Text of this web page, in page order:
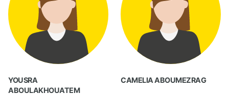
YOUSRA
ABOULAKHOUATEM
CAMELIA ABOUMEZRAG